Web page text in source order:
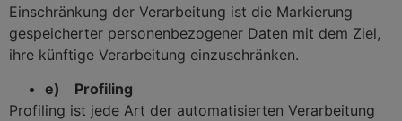
Einschränkung der Verarbeitung ist die Markierung
gespeicherter personenbezogener Daten mit dem Ziel,
ihre künftige Verarbeitung einzuschränken.
e) Profiling
Profiling ist jede Art der automatisierten Verarbeitung